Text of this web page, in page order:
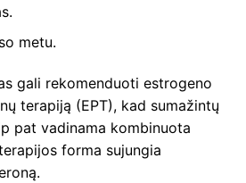
metu.
gali rekomenduoti estrogeno
terapiją (EPT), kad sumažintų
pat vadinama kombinuota
forma sujungia